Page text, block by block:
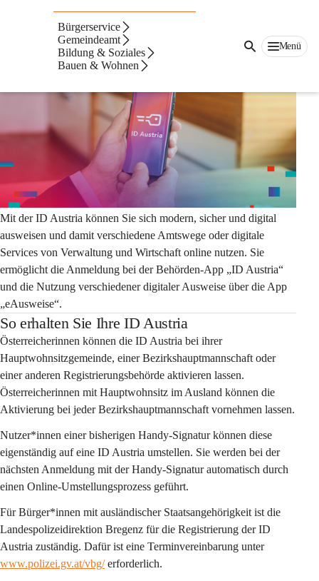
Bürgerservice
Gemeindeamt
Bildung & Soziales
Bauen & Wohnen
Menü
ID-Austria
Mit der ID Austria können Sie sich modern, sicher und digital
ausweisen und damit verschiedene Amtswege oder digitale
Services von Verwaltung und Wirtschaft online nutzen. Sie
ermöglicht die Anmeldung bei der Behörden-App „ID Austria“
und die Nutzung verschiedener digitaler Ausweise über die App
„eAusweise“.
So erhalten Sie Ihre ID Austria
Österreicherinnen können die ID Austria bei ihrer
Hauptwohnsitzgemeinde, einer Bezirkshauptmannschaft oder
einer anderen Registrierungsbehörde aktivieren lassen.
Österreicherinnen mit Hauptwohnsitz im Ausland können die
Aktivierung bei jeder Bezirkshauptmannschaft vornehmen lassen.
Nutzer*innen einer bisherigen Handy-Signatur können diese
eigenständig auf eine ID Austria umstellen. Sie werden bei der
nächsten Anmeldung mit der Handy-Signatur automatisch durch
einen Online-Umstellungsprozess geführt.
Für Bürger*innen mit ausländischer Staatsangehörigkeit ist die
Landespolizeidirektion Bregenz für die Registrierung der ID
Austria zuständig. Dafür ist eine Terminvereinbarung unter
www.polizei.gv.at/vbg/ erforderlich.